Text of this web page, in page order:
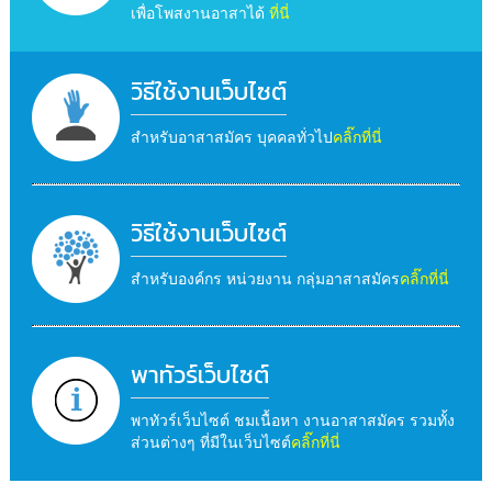
เพื่อโพสงานอาสาได้ ที่นี่
วิธีใช้งานเว็บไซต์
สำหรับอาสาสมัคร บุคคลทั่วไปคลิ๊กที่นี่
วิธีใช้งานเว็บไซต์
สำหรับองค์กร หน่วยงาน กลุ่มอาสาสมัครคลิ๊กที่นี่
พาทัวร์เว็บไซต์
พาทัวร์เว็บไซต์ ชมเนื้อหา งานอาสาสมัคร รวมทั้ง
ส่วนต่างๆ ที่มีในเว็บไซต์คลิ๊กที่นี่